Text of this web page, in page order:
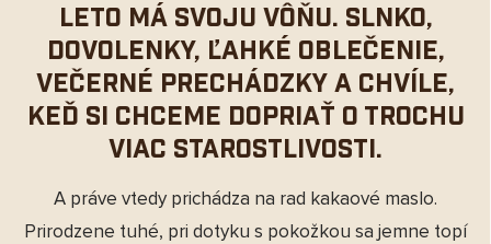
Leto má svoju vôňu. Slnko,
dovolenky, ľahké oblečenie,
večerné prechádzky a chvíle,
keď si chceme dopriať o trochu
viac starostlivosti.
A práve vtedy prichádza na rad kakaové maslo.
Prirodzene tuhé, pri dotyku s pokožkou sa jemne topí